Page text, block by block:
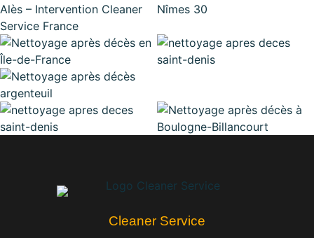
Cleaner Service